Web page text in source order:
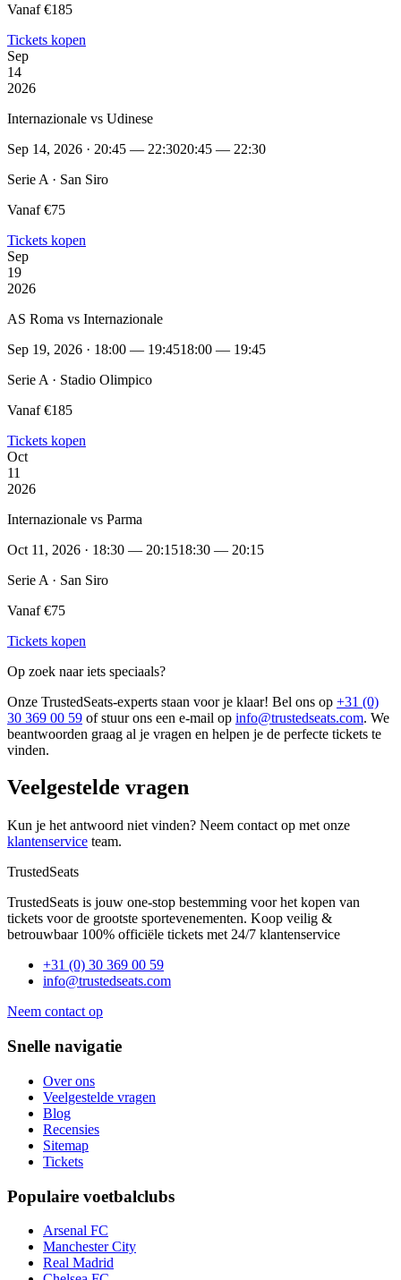
Vanaf €185
Tickets kopen
Sep
14
2026
Internazionale vs Udinese
Sep 14, 2026 · 20:45 — 22:3020:45 — 22:30
Serie A · San Siro
Vanaf €75
Tickets kopen
Sep
19
2026
AS Roma vs Internazionale
Sep 19, 2026 · 18:00 — 19:4518:00 — 19:45
Serie A · Stadio Olimpico
Vanaf €185
Tickets kopen
Oct
11
2026
Internazionale vs Parma
Oct 11, 2026 · 18:30 — 20:1518:30 — 20:15
Serie A · San Siro
Vanaf €75
Tickets kopen
Op zoek naar iets speciaals?
Onze TrustedSeats-experts staan voor je klaar! Bel ons op +31 (0)
30 369 00 59 of stuur ons een e-mail op info@trustedseats.com. We
beantwoorden graag al je vragen en helpen je de perfecte tickets te
vinden.
Veelgestelde vragen
Kun je het antwoord niet vinden? Neem contact op met onze
klantenservice team.
TrustedSeats
TrustedSeats is jouw one-stop bestemming voor het kopen van
tickets voor de grootste sportevenementen. Koop veilig &
betrouwbaar 100% officiële tickets met 24/7 klantenservice
+31 (0) 30 369 00 59
info@trustedseats.com
Neem contact op
Snelle navigatie
Over ons
Veelgestelde vragen
Blog
Recensies
Sitemap
Tickets
Populaire voetbalclubs
Arsenal FC
Manchester City
Real Madrid